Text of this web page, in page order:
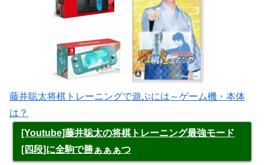
藤井聡太将棋トレーニングで遊ぶには～ゲーム機・本体
は？
[Youtube]藤井聡太の将棋トレーニング最強モード
[四段]に全駒で勝ぁぁぁつ